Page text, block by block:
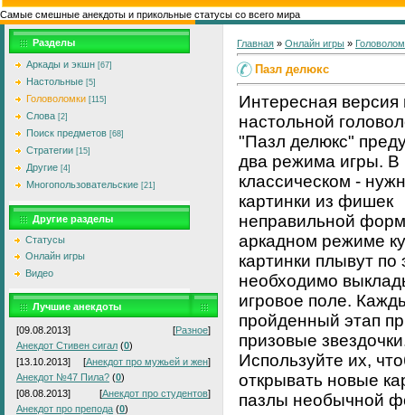
Самые смешные анекдоты и прикольные статусы со всего мира
Разделы
Аркады и экшн [67]
Настольные [5]
Головоломки [115]
Слова [2]
Поиск предметов [68]
Стратегии [15]
Другие [4]
Многопользовательские [21]
Другие разделы
Статусы
Онлайн игры
Видео
Лучшие анекдоты
[09.08.2013] [Разное]
Анекдот Стивен сигал (0)
[13.10.2013]
[Анекдот про мужьей и жен]
Анекдот №47 Пила? (0)
[08.08.2013]
[Анекдот про студентов]
Анекдот про препода (0)
Главная » Онлайн игры »
Пазл делюкс
Интересная версия
настольной
"Пазл делюкс"
два режима игры. В
классическом -
картинки из фишек
неправильной
аркадном режиме
картинки плывут по
необходимо
игровое поле.
пройденный этап
призовые
Используйте их,
открывать новые
пазлы необычной